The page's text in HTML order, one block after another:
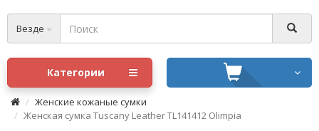
Везде
Категории
Женские кожаные сумки
Женская сумка Tuscany Leather TL141412 Olimpia